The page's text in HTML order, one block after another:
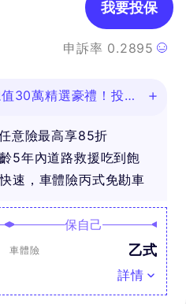
申訴率 0.2895
我要投保
30萬精選豪禮！投保
意險最高享85折
5年內道路救援吃到飽
速，車體險丙式免勘車
保自己
車體險 乙式
詳情